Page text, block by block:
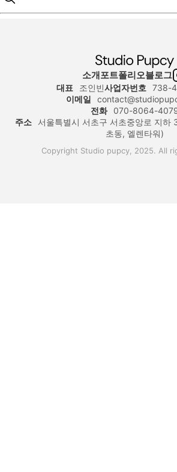
소개포트폴리오블로그
대표 조인빈사업자번호
738-
이메일
전화
070-8064-
주소 서울특별시 서초구 서초중앙로 지하
초동, 엘렌타워)
Copyright Studio pupcy, 2025. All